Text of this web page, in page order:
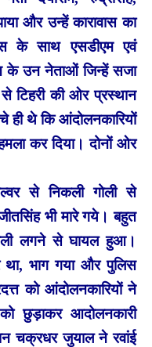
और उन्हें कारावास का
के साथ एसडीएम एवं
उन नेताओं जिन्हें सजा
टिहरी की ओर प्रस्थान
थे कि आंदोलनकारियों
कर दिया। दोनों ओर
से निकली गोली से
भी मारे गये। बहुत
लगने से घायल हुआ।
था, भाग गया और पुलिस
को आंदोलनकारियों ने
छुड़ाकर आदोलनकारी
चक्रधर जुयाल ने रवांई